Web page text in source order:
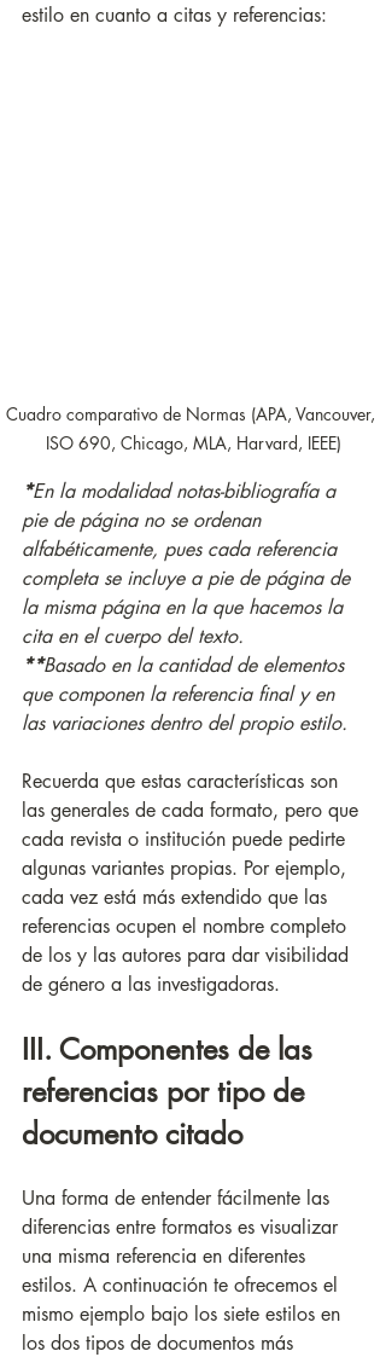
estilo en cuanto a citas y referencias:
Cuadro comparativo de Normas (APA, Vancouver,
ISO 690, Chicago, MLA, Harvard, IEEE)
*En la modalidad notas-bibliografía a
pie de página no se ordenan
alfabéticamente, pues cada referencia
completa se incluye a pie de página de
la misma página en la que hacemos la
cita en el cuerpo del texto.
**Basado en la cantidad de elementos
que componen la referencia final y en
las variaciones dentro del propio estilo.
Recuerda que estas características son
las generales de cada formato, pero que
cada revista o institución puede pedirte
algunas variantes propias. Por ejemplo,
cada vez está más extendido que las
referencias ocupen el nombre completo
de los y las autores para dar visibilidad
de género a las investigadoras.
III. Componentes de las
referencias por tipo de
documento citado
Una forma de entender fácilmente las
diferencias entre formatos es visualizar
una misma referencia en diferentes
estilos. A continuación te ofrecemos el
mismo ejemplo bajo los siete estilos en
los dos tipos de documentos más